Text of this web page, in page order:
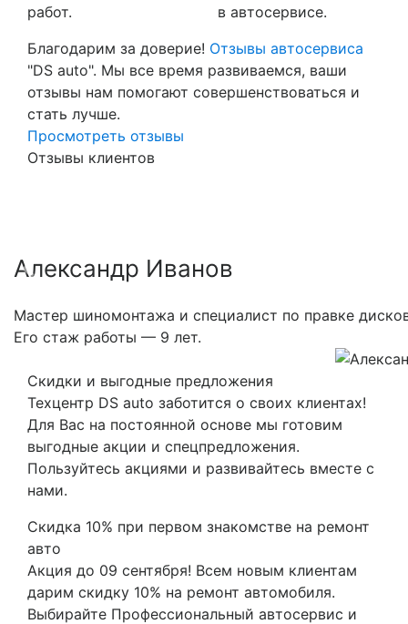
работ.
в автосервисе.
Благодарим за доверие! Отзывы автосервиса
"DS auto". Мы все время развиваемся, ваши
отзывы нам помогают совершенствоваться и
стать лучше.
Просмотреть отзывы
Отзывы клиентов
Александр Иванов
Мастер шиномонтажа и специалист по правке
Его стаж работы — 9 лет.
Previous
Скидки и выгодные предложения
Техцентр DS auto заботится о своих клиентах!
Для Вас на постоянной основе мы готовим
выгодные акции и спецпредложения.
Пользуйтесь акциями и развивайтесь вместе с
нами.
Скидка 10% при первом знакомстве на ремонт
авто
Акция до 09 сентября! Всем новым клиентам
дарим скидку 10% на ремонт автомобиля.
Выбирайте Профессиональный автосервис и